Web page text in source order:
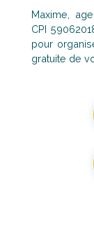
Maxime,
CPI
pour
gratuite de